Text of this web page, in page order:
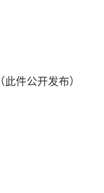
（此件公开发布）